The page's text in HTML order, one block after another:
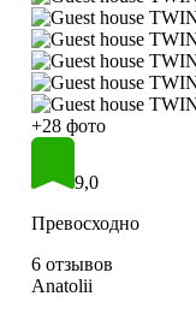
+28 фото
9,0
Превосходно
6 отзывов
Anatolii